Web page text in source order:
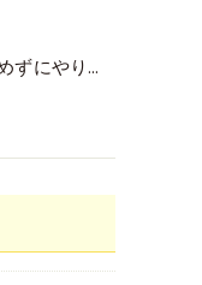
【最後まで諦めずにやりきった！ご懐妊報告(^^♪】